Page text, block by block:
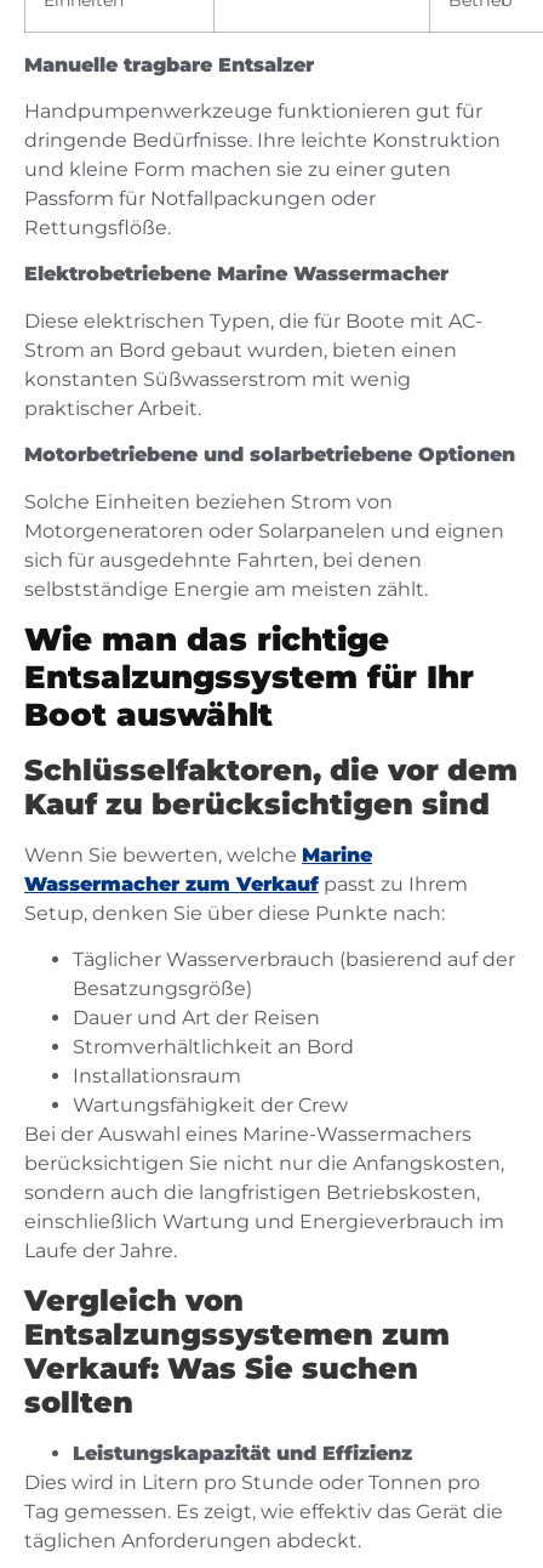
Manuelle tragbare Entsalzer
Handpumpenwerkzeuge funktionieren gut für
dringende Bedürfnisse. Ihre leichte Konstruktion
und kleine Form machen sie zu einer guten
Passform für Notfallpackungen oder
Rettungsflöße.
Elektrobetriebene Marine Wassermacher
Diese elektrischen Typen, die für Boote mit AC-
Strom an Bord gebaut wurden, bieten einen
konstanten Süßwasserstrom mit wenig
praktischer Arbeit.
Motorbetriebene und solarbetriebene Optionen
Solche Einheiten beziehen Strom von
Motorgeneratoren oder Solarpanelen und eignen
sich für ausgedehnte Fahrten, bei denen
selbstständige Energie am meisten zählt.
Wie man das richtige
Entsalzungssystem für Ihr
Boot auswählt
Schlüsselfaktoren, die vor dem
Kauf zu berücksichtigen sind
Wenn Sie bewerten, welche Marine
Wassermacher zum Verkaufpasst zu Ihrem
Setup, denken Sie über diese Punkte nach:
Täglicher Wasserverbrauch (basierend auf der
Besatzungsgröße)
Dauer und Art der Reisen
Stromverhältlichkeit an Bord
Installationsraum
Wartungsfähigkeit der Crew
Bei der Auswahl eines Marine-Wassermachers
berücksichtigen Sie nicht nur die Anfangskosten,
sondern auch die langfristigen Betriebskosten,
einschließlich Wartung und Energieverbrauch im
Laufe der Jahre.
Vergleich von
Entsalzungssystemen zum
Verkauf: Was Sie suchen
sollten
Leistungskapazität und Effizienz
Dies wird in Litern pro Stunde oder Tonnen pro
Tag gemessen. Es zeigt, wie effektiv das Gerät die
täglichen Anforderungen abdeckt.